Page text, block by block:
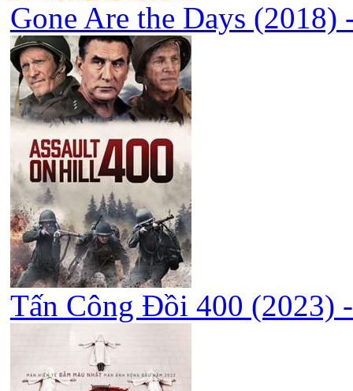
Gone Are the Days (2018)
Tấn Công Đồi 400 (2023)